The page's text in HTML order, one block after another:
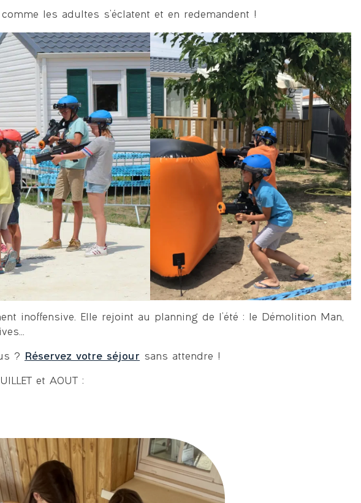
les adultes s’éclatent et en redemandent !
inoffensive. Elle rejoint au planning de l’été : le Démolition Man,
? Réservez votre séjour sans attendre !
et AOUT :